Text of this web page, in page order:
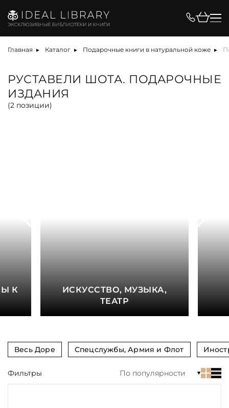
Главная Каталог Подарочные книги в натуральной коже
РУСТАВЕЛИ ШОТА. ПОДАРОЧНЫЕ
ИЗДАНИЯ
(2 позиции)
К
ИСКУССТВО, МУЗЫКА,
ТЕАТР
Весь Доре Спецслужбы, Армия и Флот
Цена, ₽
Вид
Язык
Обрез
Тиснение
Фильтры По популярности